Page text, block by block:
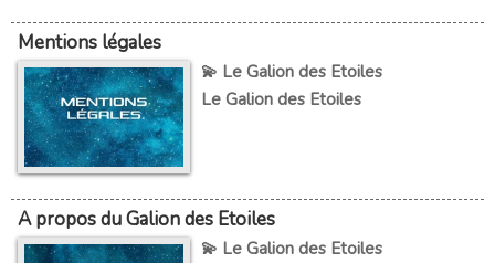
Mentions légales
💫 Le Galion des Etoiles
Le Galion des Etoiles
A propos du Galion des Etoiles
💫 Le Galion des Etoiles